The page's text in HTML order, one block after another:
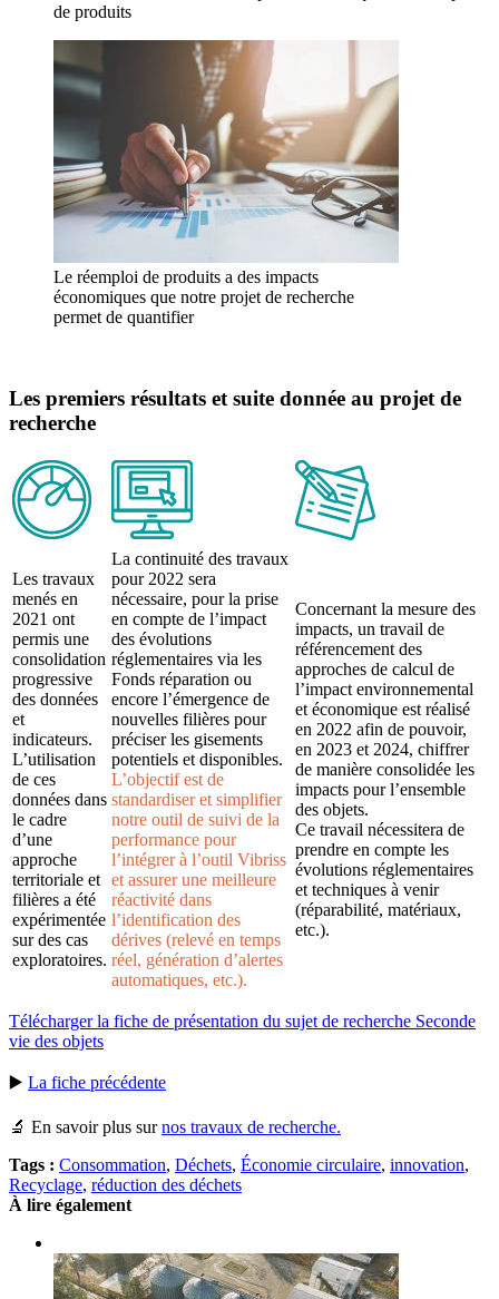
de produits
Le réemploi de produits a des impacts
économiques que notre projet de recherche
permet de quantifier
Les premiers résultats et suite donnée au projet de
recherche
Les travaux
menés en
2021 ont
permis une
consolidation
progressive
des données
et
indicateurs.
L’utilisation
de ces
données dans
le cadre
d’une
approche
territoriale et
filières a été
expérimentée
sur des cas
exploratoires.
La continuité des travaux
pour 2022 sera
nécessaire, pour la prise
en compte de l’impact
des évolutions
réglementaires via les
Fonds réparation ou
encore l’émergence de
nouvelles filières pour
préciser les gisements
potentiels et disponibles.
L’objectif est de
standardiser et simplifier
notre outil de suivi de la
performance pour
l’intégrer à l’outil Vibriss
et assurer une meilleure
réactivité dans
l’identification des
dérives (relevé en temps
réel, génération d’alertes
automatiques, etc.).
Concernant la mesure des
impacts, un travail de
référencement des
approches de calcul de
l’impact environnemental
et économique est réalisé
en 2022 afin de pouvoir,
en 2023 et 2024, chiffrer
de manière consolidée les
impacts pour l’ensemble
des objets.
Ce travail nécessitera de
prendre en compte les
évolutions réglementaires
et techniques à venir
(réparabilité, matériaux,
etc.).
Télécharger la fiche de présentation du sujet de recherche Seconde
vie des objets
▶️ La fiche précédente
🔬 En savoir plus surnos travaux de recherche.
Tags : Consommation, Déchets, Économie circulaire, innovation,
Recyclage, réduction des déchets
À lire également